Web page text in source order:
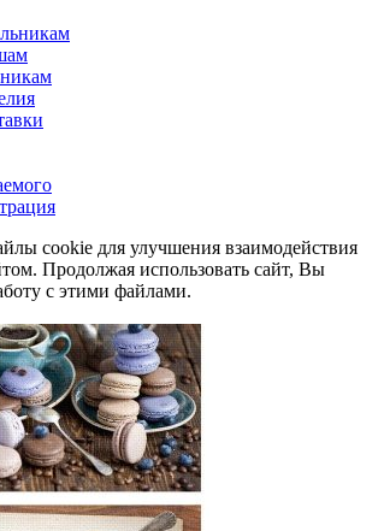
cookie для улучшения взаимодействия
Продолжая использовать сайт, Вы
с этими файлами.